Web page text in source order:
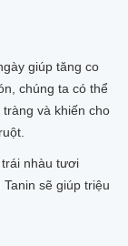
giúp tăng co
chúng ta có thể
và khiến cho
nhàu tươi
sẽ giúp triệu